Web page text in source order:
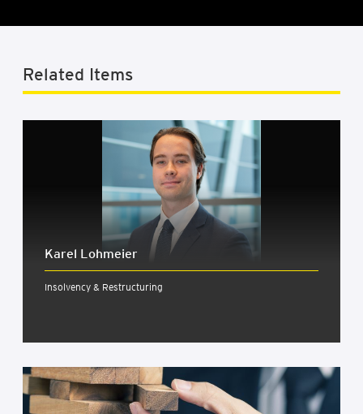
Related Items
Karel Loh­mei­er
Insolvency & Restructuring